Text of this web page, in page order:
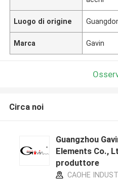
Luogo di origine
Marca Gavin
Circa noi
Guangzhou
Elements Co.,
produttore
CAOHE